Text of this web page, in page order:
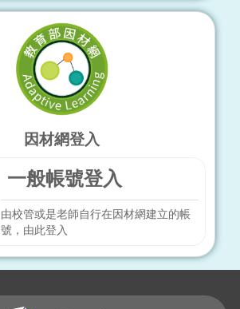
因材網登入
一般帳號登入
由校管或是老師自行在因材網建立的帳
號，由此登入